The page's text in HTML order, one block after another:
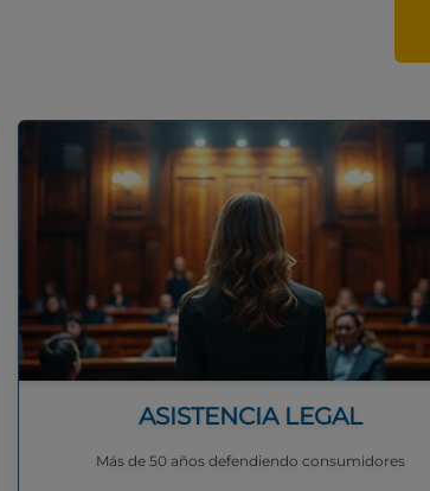
ASISTENCIA LEGAL
Más de 50 años defendiendo consumidores